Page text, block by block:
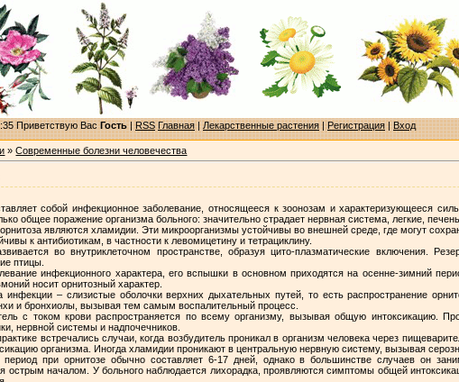
Приветствую Вас Гость|RSS Главная|Лекарственные растения|Регистрация|Вход
»Современные болезни человечества
собой инфекционное заболевание, относящееся к зоонозам и характеризующееся
общее поражение организма больного: значительно страдает нервная система, легкие,
являются хламидии. Эти микроорганизмы устойчивы во внешней среде, где могут
к антибиотикам, в частности к левомицетину и тетрациклину.
во внутриклеточном пространстве, образуя цито-плазматические включения.
птицы.
инфекционного характера, его вспышки в основном приходятся на осенне-зимний
носит орнитозный характер.
инфекции – слизистые оболочки верхних дыхательных путей, то есть распространение
и бронхиолы, вызывая тем самым воспалительный процесс.
с током крови распространяется по всему организму, вызывая общую интоксикацию.
нервной системы и надпочечников.
встречались случаи, когда возбудитель проникал в организм человека через
организма. Иногда хламидии проникают в центральную нервную систему, вызывая
период при орнитозе обычно составляет 6-17 дней, однако в большинстве случаев он
острым началом. У больного наблюдается лихорадка, проявляются симптомы общей